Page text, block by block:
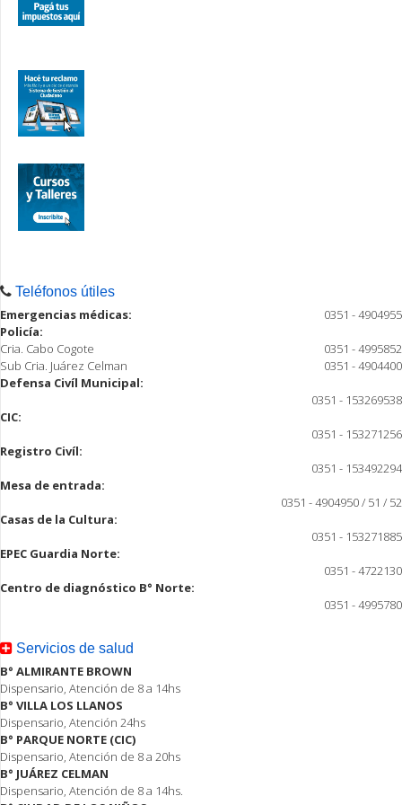
Teléfonos útiles
Emergencias médicas:
0351 - 4904955
Policía:
Cria. Cabo Cogote
0351 - 4995852
Sub Cria. Juárez Celman
0351 - 4904400
Defensa Civíl Municipal:
0351 - 153269538
CIC:
0351 - 153271256
Registro Civíl:
0351 - 153492294
Mesa de entrada:
0351 - 4904950 / 51 / 52
Casas de la Cultura:
0351 - 153271885
EPEC Guardia Norte:
0351 - 4722130
Centro de diagnóstico B° Norte:
0351 - 4995780
Servicios de salud
B° ALMIRANTE BROWN
Dispensario, Atención de 8 a 14hs
B° VILLA LOS LLANOS
Dispensario, Atención 24hs
B° PARQUE NORTE (CIC)
Dispensario, Atención de 8 a 20hs
B° JUÁREZ CELMAN
Dispensario, Atención de 8 a 14hs.